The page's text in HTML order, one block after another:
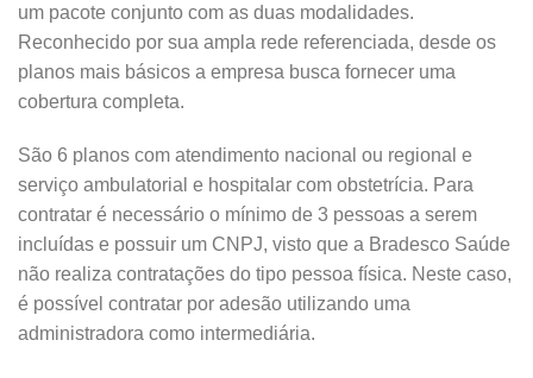
um pacote conjunto com as duas modalidades.
Reconhecido por sua ampla rede referenciada, desde os
planos mais básicos a empresa busca fornecer uma
cobertura completa.
São 6 planos com atendimento nacional ou regional e
serviço ambulatorial e hospitalar com obstetrícia. Para
contratar é necessário o mínimo de 3 pessoas a serem
incluídas e possuir um CNPJ, visto que a Bradesco Saúde
não realiza contratações do tipo pessoa física. Neste caso,
é possível contratar por adesão utilizando uma
administradora como intermediária.